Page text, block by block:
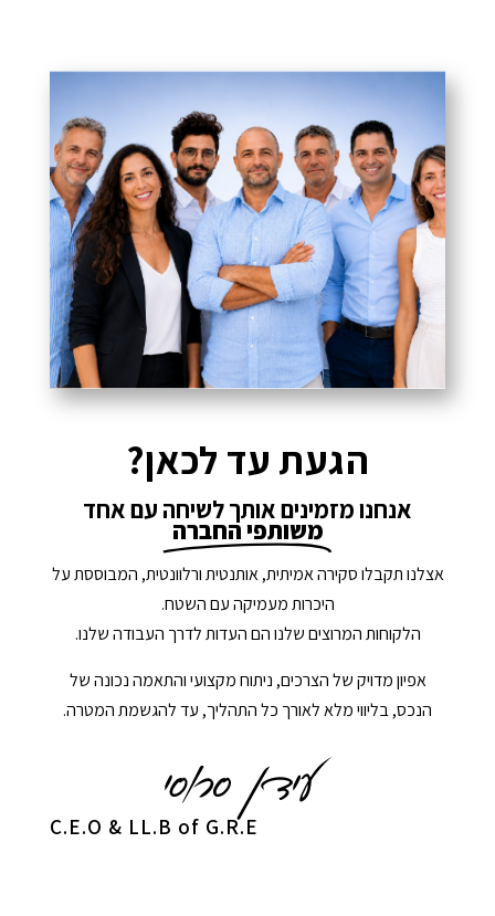
הגעת עד לכאן?
אנחנו מזמינים אותך לשיחה עם אחד
משותפי החברה
אצלנו תקבלו סקירה אמיתית, אותנטית ורלוונטית, המבוססת על
היכרות מעמיקה עם השטח.
הלקוחות המרוצים שלנו הם העדות לדרך העבודה שלנו.
אפיון מדויק של הצרכים, ניתוח מקצועי והתאמה נכונה של
הנכס, בליווי מלא לאורך כל התהליך, עד להגשמת המטרה.
C.E.O & LL.B of G.R.E